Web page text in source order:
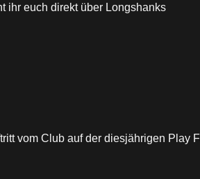
ihr euch direkt über Longshanks
vom Club auf der diesjährigen Play